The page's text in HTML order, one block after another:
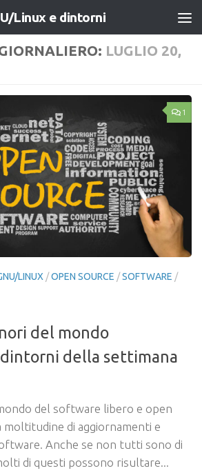
Linux e dintorni
LUGLIO 20,
1
LINUX /OPEN SOURCE /SOFTWARE /
del mondo
della settimana
del software libero e open
di aggiornamenti e
Anche se non tutti sono di
di questi possono risultare...